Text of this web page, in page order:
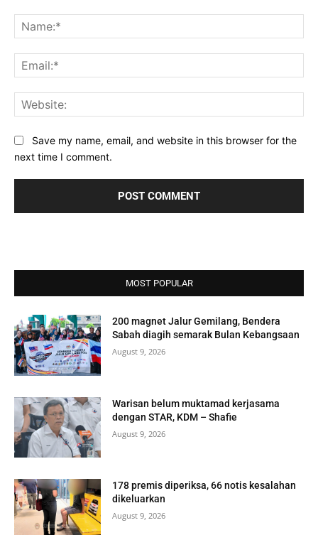
Save my name, email, and website in this browser for the
next time I comment.
MOST POPULAR
200 magnet Jalur Gemilang, Bendera
Sabah diagih semarak Bulan Kebangsaan
August 9, 2026
Warisan belum muktamad kerjasama
dengan STAR, KDM – Shafie
August 9, 2026
178 premis diperiksa, 66 notis kesalahan
dikeluarkan
August 9, 2026